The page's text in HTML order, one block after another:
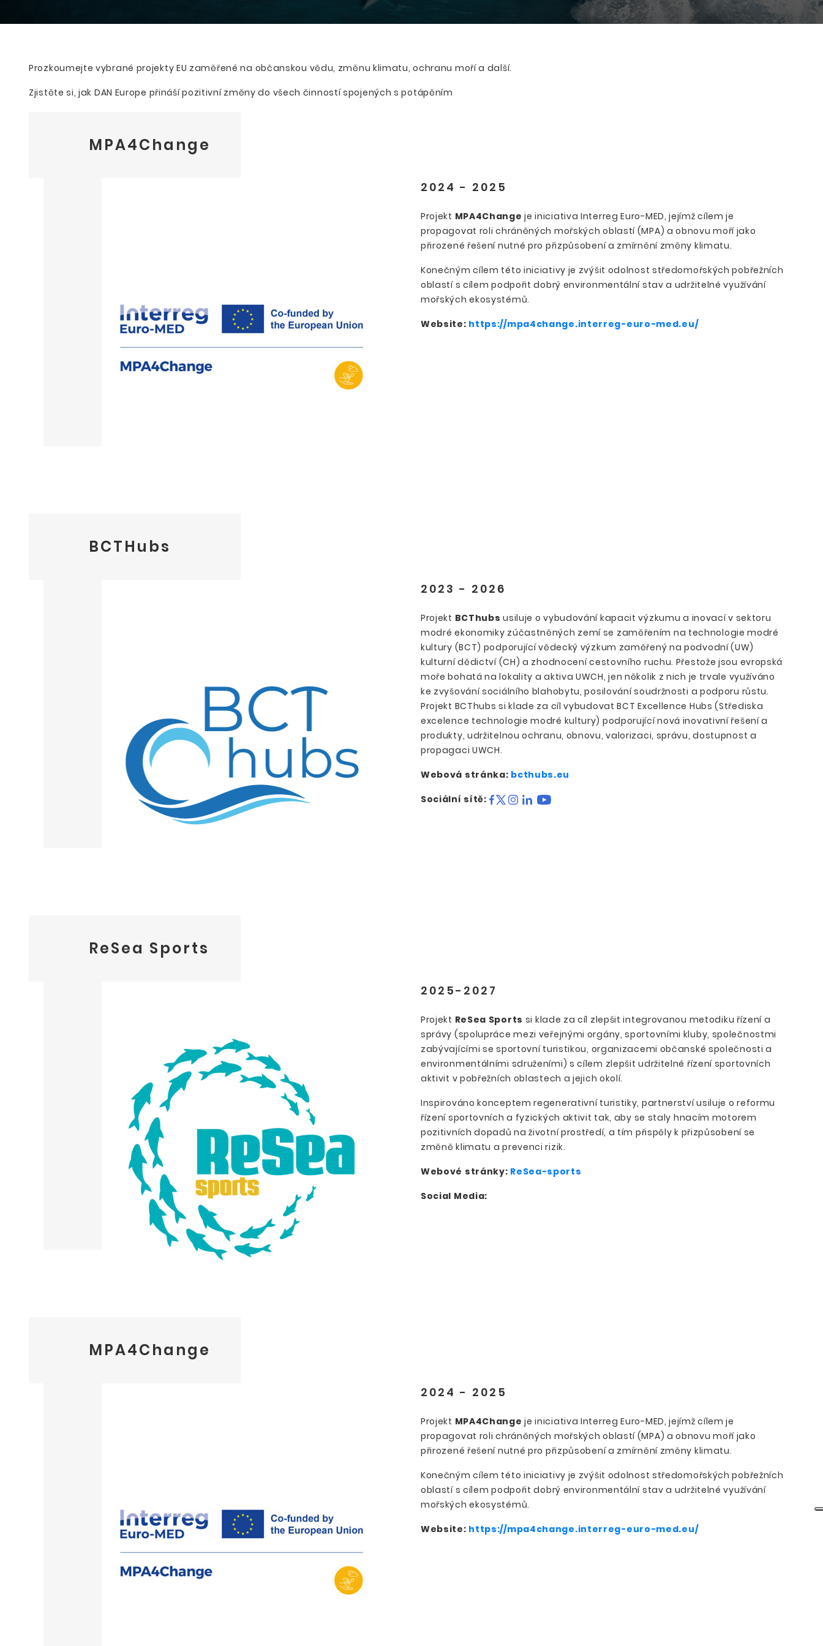
Prozkoumejte vybrané projekty EU zaměřené na občanskou vědu, změnu klimatu, ochranu moří a další.
Zjistěte si, jak DAN Europe přináší pozitivní změny do všech činností spojených s potápěním
MPA4Change
2024 - 2025
Projekt MPA4Change je iniciativa Interreg Euro-MED, jejímž cílem je
propagovat roli chráněných mořských oblastí (MPA) a obnovu moří jako
přirozené řešení nutné pro přizpůsobení a zmírnění změny klimatu.
Konečným cílem této iniciativy je zvýšit odolnost středomořských pobřežních
oblastí s cílem podpořit dobrý environmentální stav a udržitelné využívání
mořských ekosystémů.
Website: https://mpa4change.interreg-euro-med.eu/
BCTHubs
2023 - 2026
Projekt BCThubs usiluje o vybudování kapacit výzkumu a inovací v sektoru
modré ekonomiky zúčastněných zemí se zaměřením na technologie modré
kultury (BCT) podporující vědecký výzkum zaměřený na podvodní (UW)
kulturní dědictví (CH) a zhodnocení cestovního ruchu. Přestože jsou evropská
moře bohatá na lokality a aktiva UWCH, jen několik z nich je trvale využíváno
ke zvyšování sociálního blahobytu, posilování soudržnosti a podporu růstu.
Projekt BCThubs si klade za cíl vybudovat BCT Excellence Hubs (Střediska
excelence technologie modré kultury) podporující nová inovativní řešení a
produkty, udržitelnou ochranu, obnovu, valorizaci, správu, dostupnost a
propagaci UWCH.
Webová stránka: bcthubs.eu
Sociální sítě:
ReSea Sports
2025-2027
Projekt ReSea Sports si klade za cíl zlepšit integrovanou metodiku řízení a
správy (spolupráce mezi veřejnými orgány, sportovními kluby, společnostmi
zabývajícími se sportovní turistikou, organizacemi občanské společnosti a
environmentálními sdruženími) s cílem zlepšit udržitelné řízení sportovních
aktivit v pobřežních oblastech a jejich okolí.
Inspirováno konceptem regenerativní turistiky, partnerství usiluje o reformu
řízení sportovních a fyzických aktivit tak, aby se staly hnacím motorem
pozitivních dopadů na životní prostředí, a tím přispěly k přizpůsobení se
změně klimatu a prevenci rizik.
Webové stránky: ReSea-sports
Social Media:
MPA4Change
2024 - 2025
Projekt MPA4Change je iniciativa Interreg Euro-MED, jejímž cílem je
propagovat roli chráněných mořských oblastí (MPA) a obnovu moří jako
přirozené řešení nutné pro přizpůsobení a zmírnění změny klimatu.
Konečným cílem této iniciativy je zvýšit odolnost středomořských pobřežních
oblastí s cílem podpořit dobrý environmentální stav a udržitelné využívání
mořských ekosystémů.
Website: https://mpa4change.interreg-euro-med.eu/